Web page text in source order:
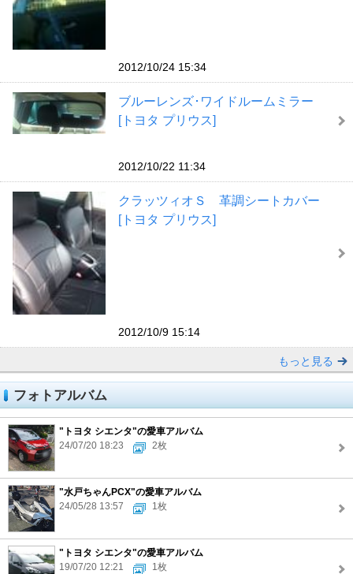
2012/10/24 15:34
ブルーレンズ･ワイドルームミラー
[トヨタ プリウス]
2012/10/22 11:34
クラッツィオＳ 革調シートカバー
[トヨタ プリウス]
2012/10/9 15:14
もっと見る
フォトアルバム
"トヨタ シエンタ"の愛車アルバム
24/07/20 18:23
2枚
"水戸ちゃんPCX"の愛車アルバム
24/05/28 13:57
1枚
"トヨタ シエンタ"の愛車アルバム
19/07/20 12:21
1枚